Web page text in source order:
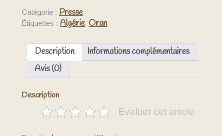
Catégorie : Presse
Étiquettes : Algérie, Oran
Description
Informations complémentaires
Avis (0)
Description
Evaluer cet article